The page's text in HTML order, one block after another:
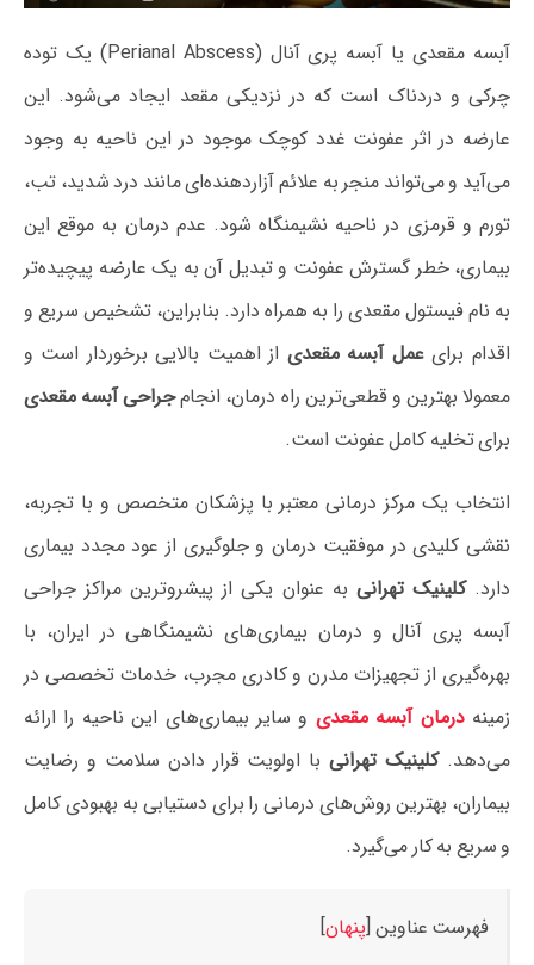
آبسه مقعدی یا آبسه پری آنال (Perianal Abscess) یک توده
چرکی و دردناک است که در نزدیکی مقعد ایجاد می‌شود. این
عارضه در اثر عفونت غدد کوچک موجود در این ناحیه به وجود
می‌آید و می‌تواند منجر به علائم آزاردهنده‌ای مانند درد شدید، تب،
تورم و قرمزی در ناحیه نشیمنگاه شود. عدم درمان به موقع این
بیماری، خطر گسترش عفونت و تبدیل آن به یک عارضه پیچیده‌تر
به نام فیستول مقعدی را به همراه دارد. بنابراین، تشخیص سریع و
اقدام برایعمل آبسه مقعدی از اهمیت بالایی برخوردار است و
معمولا بهترین و قطعی‌ترین راه درمان، انجامجراحی آبسه مقعدی
برای تخلیه کامل عفونت است.
انتخاب یک مرکز درمانی معتبر با پزشکان متخصص و با تجربه،
نقشی کلیدی در موفقیت درمان و جلوگیری از عود مجدد بیماری
دارد.کلینیک تهرانی به عنوان یکی از پیشروترین مراکز جراحی
آبسه پری آنال و درمان بیماری‌های نشیمنگاهی در ایران، با
بهره‌گیری از تجهیزات مدرن و کادری مجرب، خدمات تخصصی در
زمینهدرمان آبسه مقعدی و سایر بیماری‌های این ناحیه را ارائه
می‌دهد.کلینیک تهرانیبا اولویت قرار دادن سلامت و رضایت
بیماران، بهترین روش‌های درمانی را برای دستیابی به بهبودی کامل
و سریع به کار می‌گیرد.
فهرست عناوین [پنهان]